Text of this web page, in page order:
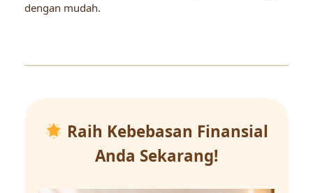
dengan mudah.
Raih Kebebasan Finansial
Anda Sekarang!